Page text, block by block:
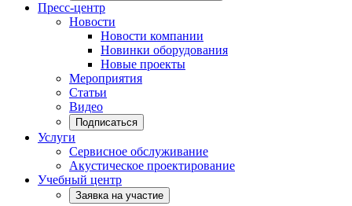
Пресс-центр
Новости
Новости компании
Новинки оборудования
Новые проекты
Мероприятия
Статьи
Видео
Подписаться
Услуги
Сервисное обслуживание
Акустическое проектирование
Учебный центр
Заявка на участие